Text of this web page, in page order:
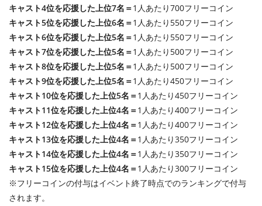
キャスト4位を応援した上位7名＝1人あたり700フリーコイン
キャスト5位を応援した上位6名＝1人あたり550フリーコイン
キャスト6位を応援した上位5名＝1人あたり550フリーコイン
キャスト7位を応援した上位5名＝1人あたり500フリーコイン
キャスト8位を応援した上位5名＝1人あたり500フリーコイン
キャスト9位を応援した上位5名＝1人あたり450フリーコイン
キャスト10位を応援した上位5名＝1人あたり450フリーコイン
キャスト11位を応援した上位4名＝1人あたり400フリーコイン
キャスト12位を応援した上位4名＝1人あたり400フリーコイン
キャスト13位を応援した上位4名＝1人あたり350フリーコイン
キャスト14位を応援した上位4名＝1人あたり350フリーコイン
キャスト15位を応援した上位4名＝1人あたり300フリーコイン
※フリーコインの付与はイベント終了時点でのランキングで付与
されます。